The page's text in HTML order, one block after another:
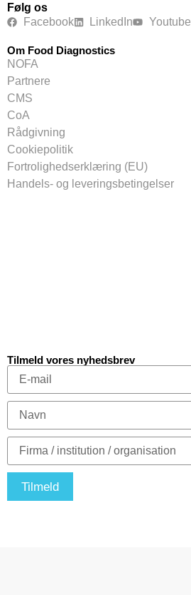
Følg os
Facebook
LinkedIn Youtube
Om Food Diagnostics
NOFA
Partnere
CMS
CoA
Rådgivning
Cookiepolitik
Fortrolighedserklæring (EU)
Handels- og leveringsbetingelser
Tilmeld vores nyhedsbrev
Tilmeld